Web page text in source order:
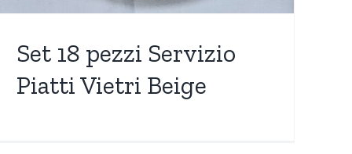
Set 18 pezzi Servizio
Piatti Vietri Beige